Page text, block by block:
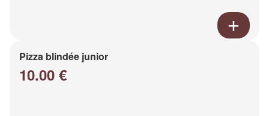
Pizza blindée junior
10.00 €